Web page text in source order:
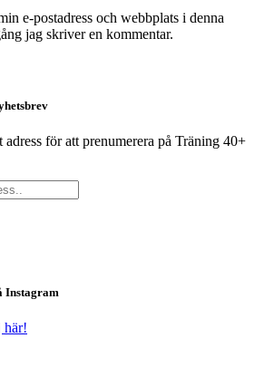
e-postadress och webbplats i denna
jag skriver en kommentar.
adress för att prenumerera på Träning 40+
Instagram
här!